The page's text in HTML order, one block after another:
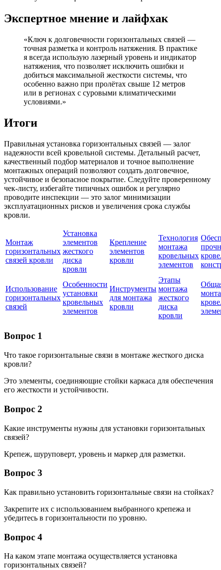
Экспертное мнение и лайфхак
«Ключ к долговечности горизонтальных связей —
точная разметка и контроль натяжения. В практике
я всегда использую лазерный уровень и индикатор
натяжения, что позволяет исключить ошибки и
добиться максимальной жесткости системы, что
особенно важно при пролётах свыше 12 метров
или в регионах с суровыми климатическими
условиями.»
Итоги
Правильная установка горизонтальных связей — залог
надежности всей кровельной системы. Детальный расчет,
качественный подбор материалов и точное выполнение
монтажных операций позволяют создать долговечное,
устойчивое и безопасное покрытие. Следуйте проверенному
чек-листу, избегайте типичных ошибок и регулярно
проводите инспекции — это залог минимизации
эксплуатационных рисков и увеличения срока службы
кровли.
Монтаж
горизонтальных
связей кровли
Установка
элементов
жесткого
диска
кровли
Крепление
элементов
кровли
Технология
монтажа
кровельных
элементов
Использование
горизонтальных
связей
Особенности
установки
кровельных
элементов
Инструменты
для монтажа
кровли
Этапы
монтажа
жесткого
диска
кровли
Вопрос 1
Что такое горизонтальные связи в монтаже жесткого диска
кровли?
Это элементы, соединяющие стойки каркаса для обеспечения
его жесткости и устойчивости.
Вопрос 2
Какие инструменты нужны для установки горизонтальных
связей?
Крепеж, шуруповерт, уровень и маркер для разметки.
Вопрос 3
Как правильно установить горизонтальные связи на стойках?
Закрепите их с использованием выбранного крепежа и
убедитесь в горизонтальности по уровню.
Вопрос 4
На каком этапе монтажа осуществляется установка
горизонтальных связей?